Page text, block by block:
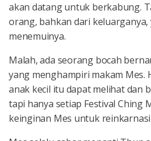
akan datang untuk berkabung.
orang, bahkan dari keluarganya,
menemuinya.
Malah, ada seorang bocah
yang menghampiri makam Mes.
anak kecil itu dapat melihat dan
tapi hanya setiap Festival Ching
keinginan Mes untuk